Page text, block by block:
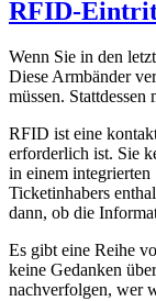
RFID-
Wenn Sie in den
Diese Armbänder
müssen.
RFID ist eine
erforderlich ist. Sie
in einem integrierten
Ticketinhabers
dann, ob die
Es gibt eine Reihe
keine Gedanken
nachverfolgen, wer